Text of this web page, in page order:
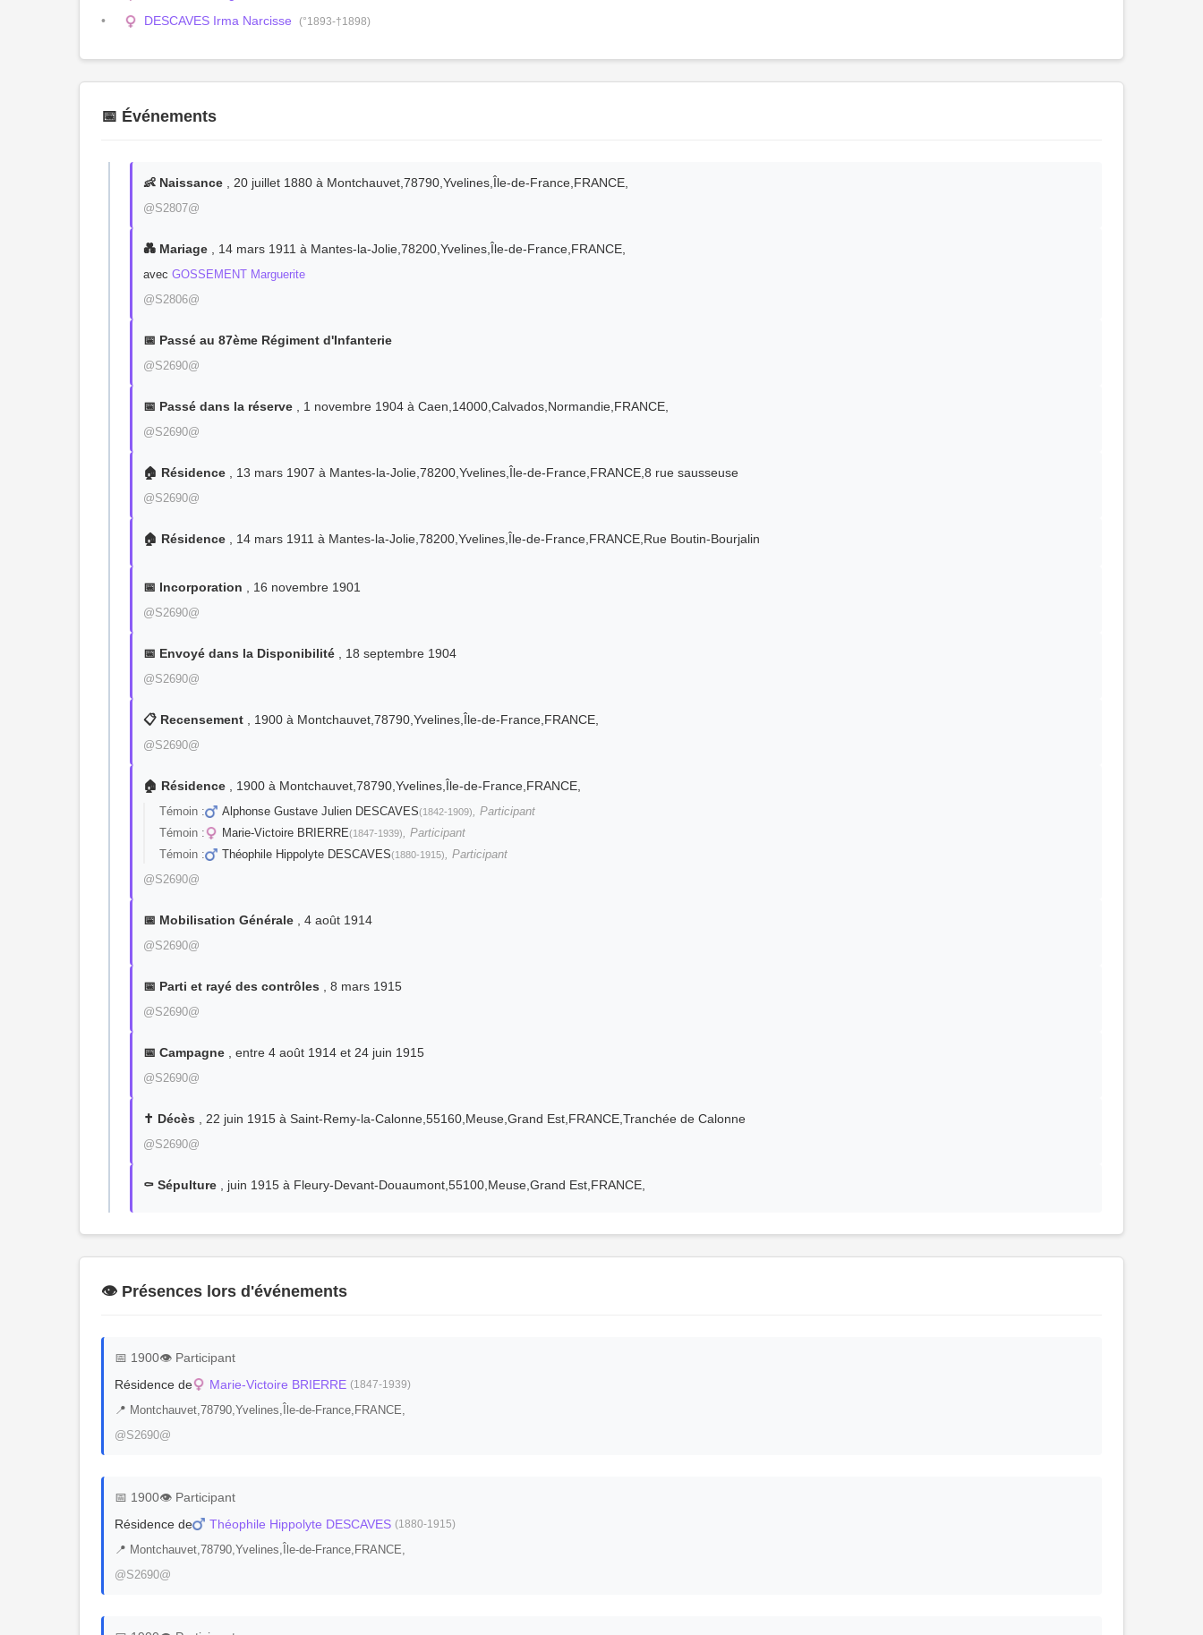
DESCAVES Irma Narcisse (°1893-†1898)
📅 Événements
👶 Naissance , 20 juillet 1880 à Montchauvet,78790,Yvelines,Île-de-France,FRANCE,
@S2807@
💑 Mariage , 14 mars 1911 à Mantes-la-Jolie,78200,Yvelines,Île-de-France,FRANCE,
avec GOSSEMENT Marguerite
@S2806@
📅 Passé au 87ème Régiment d'Infanterie
@S2690@
📅 Passé dans la réserve , 1 novembre 1904 à Caen,14000,Calvados,Normandie,FRANCE,
@S2690@
🏠 Résidence , 13 mars 1907 à Mantes-la-Jolie,78200,Yvelines,Île-de-France,FRANCE,8 rue sausseuse
@S2690@
🏠 Résidence , 14 mars 1911 à Mantes-la-Jolie,78200,Yvelines,Île-de-France,FRANCE,Rue Boutin-Bourjalin
📅 Incorporation , 16 novembre 1901
@S2690@
📅 Envoyé dans la Disponibilité , 18 septembre 1904
@S2690@
📋 Recensement , 1900 à Montchauvet,78790,Yvelines,Île-de-France,FRANCE,
@S2690@
🏠 Résidence , 1900 à Montchauvet,78790,Yvelines,Île-de-France,FRANCE,
Témoin : Alphonse Gustave Julien DESCAVES(1842-1909), Participant
Témoin :
Marie-Victoire BRIERRE(1847-1939), Participant
Témoin :
Théophile Hippolyte DESCAVES(1880-1915), Participant
@S2690@
📅 Mobilisation Générale , 4 août 1914
@S2690@
📅 Parti et rayé des contrôles , 8 mars 1915
@S2690@
📅 Campagne , entre 4 août 1914 et 24 juin 1915
@S2690@
✝️ Décès , 22 juin 1915 à Saint-Remy-la-Calonne,55160,Meuse,Grand Est,FRANCE,Tranchée de Calonne
@S2690@
⚰️ Sépulture , juin 1915 à Fleury-Devant-Douaumont,55100,Meuse,Grand Est,FRANCE,
👁️ Présences lors d'événements
📅 1900👁️ Participant
Résidence de
Marie-Victoire BRIERRE (1847-1939)
📍 Montchauvet,78790,Yvelines,Île-de-France,FRANCE,
@S2690@
📅 1900👁️ Participant
Résidence de
Théophile Hippolyte DESCAVES (1880-1915)
📍 Montchauvet,78790,Yvelines,Île-de-France,FRANCE,
@S2690@